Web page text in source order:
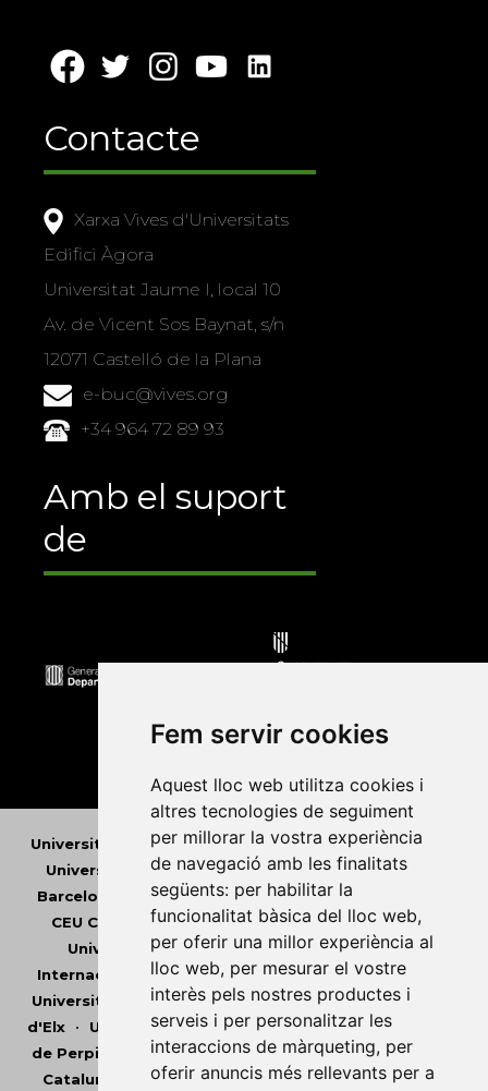
Fem servir cookies
Aquest lloc web utilitza cookies i
altres tecnologies de seguiment
per millorar la vostra experiència
de navegació amb les finalitats
següents: per habilitar la
funcionalitat bàsica del lloc web
per oferir una millor experiència al
lloc web per mesurar el vostre
interès pels nostres productes i
serveis i per personalitzar les
interaccions de màrqueting per
oferir anuncis més rellevants per a
Contacte
Xarxa Vives d'Universitats
Edifici Àgora
Universitat Jaume I, local 10
Av. de Vicent Sos Baynat, s/n
12071 Castelló de la Plana
e-buc@vives.org
+34 964 72 89 93
Amb el suport
de
Universitat Abat Oliba CEU • Universitat d'Alacant
Universitat d'Andorra•Universitat Autònoma de
Barcelona
Universitat de Barcelona •
CEU Cardenal Herrera•Universitat de Girona•
Universitat de les Illes Balears•Universitat
Internacional de Catalunya•Universitat Jaume I
Universitat de Lleida•Universitat Miguel Hernández
d'Elx• Universitat Oberta de Catalunya•Universitat
de Perpinyà Via Domitia•Universitat Politècnica de
Catalunya
Universitat Politècnica de València •